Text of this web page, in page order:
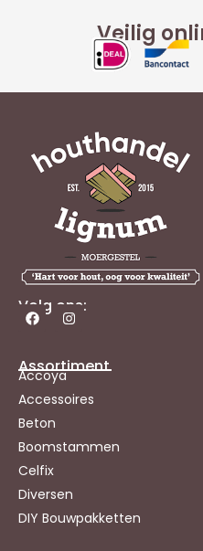
Veilig
Volg ons:
Assortiment
Accoya
Accessoires
Beton
Boomstammen
Celfix
Diversen
DIY Bouwpakketten